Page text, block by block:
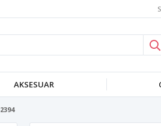
AKSESUAR